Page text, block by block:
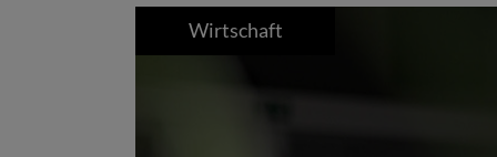
Wirtschaft